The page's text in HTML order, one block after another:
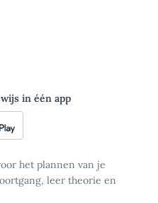
in één app
het plannen van je
leer theorie en